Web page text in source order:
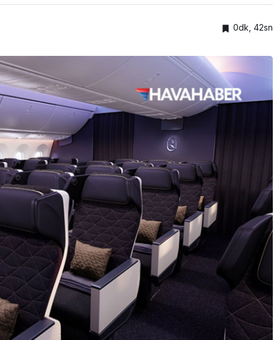
0dk, 42sn